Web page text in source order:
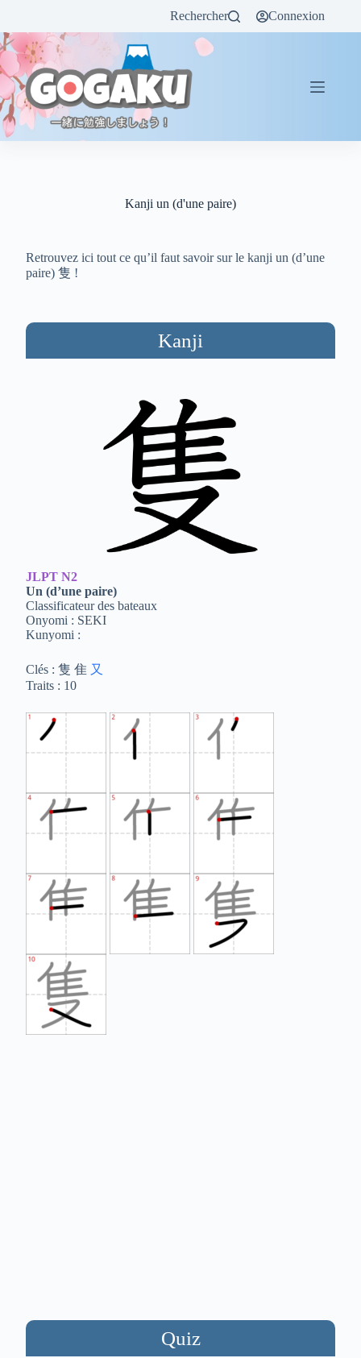
Rechercher Connexion
Kanji un (d'une paire)
Retrouvez ici tout ce qu’il faut savoir sur le kanji un (d’une
paire) 隻 !
Kanji
JLPT N2
Un (d’une paire)
Classificateur des bateaux
Onyomi : SEKI
Kunyomi :
Clés : 隻 隹 又
Traits : 10
Quiz